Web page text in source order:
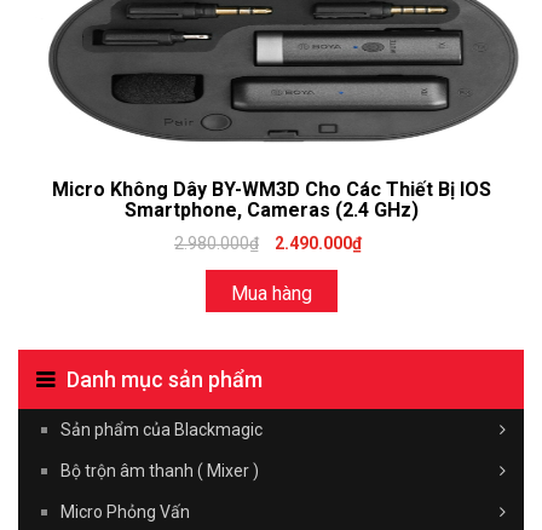
Micro Không Dây BY-WM3D Cho Các Thiết Bị IOS
Smartphone, Cameras (2.4 GHz)
2.980.000₫ 2.490.000₫
Mua hàng
Danh mục sản phẩm
Sản phẩm của Blackmagic
Bộ trộn âm thanh ( Mixer )
Micro Phỏng Vấn